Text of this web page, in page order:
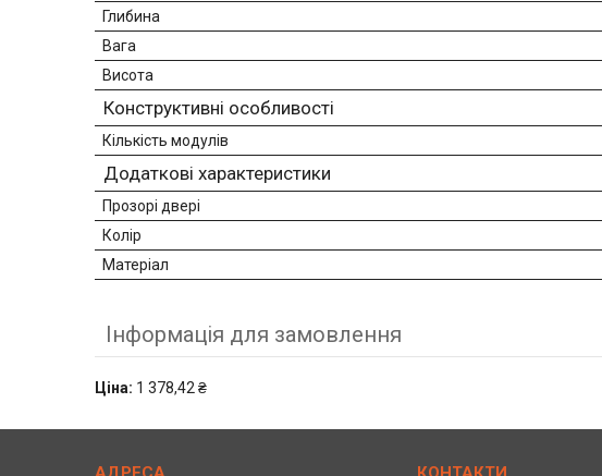
Глибина
Вага
Висота
Конструктивні особливості
Кількість модулів
Додаткові характеристики
Прозорі двері
Колір
Матеріал
Інформація для замовлення
Ціна: 1 378,42 ₴